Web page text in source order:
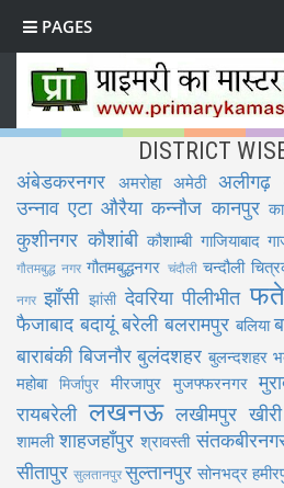
PAGES
DISTRICT
अंबेडकरनगर अमरोहा अमेठी अलीगढ़
उन्नाव एटा औरैया कन्नौज कानपुर
कुशीनगर कौशांबी कौशाम्बी गाजियाबाद
गौतमबुद्ध नगर गौतमबुद्धनगर चंदौली चन्दौली
नगर झाँसी झांसी देवरिया पीलीभीत
फैजाबाद बदायूं बरेली बलरामपुर बलिया
बाराबंकी बिजनौर बुलंदशहर बुलन्दशहर
महोबा मिर्जापुर मीरजापुर मुजफ्फरनगर
रायबरेली लखनऊ लखीमपुर खीरी
शामली शाहजहाँपुर श्रावस्ती
सीतापुर सुलतानपुरसुल्तानपुर सोनभद्र